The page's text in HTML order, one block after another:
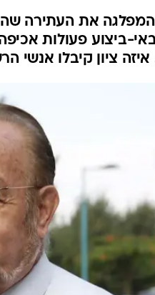
מרצ
ביצוע פעולות
איזה ציון קיבלו